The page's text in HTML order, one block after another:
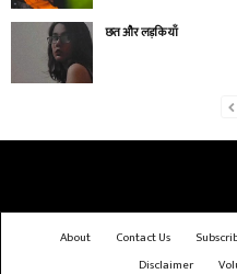
छत और लड़कियाँ
About Contact Us
Disclaimer